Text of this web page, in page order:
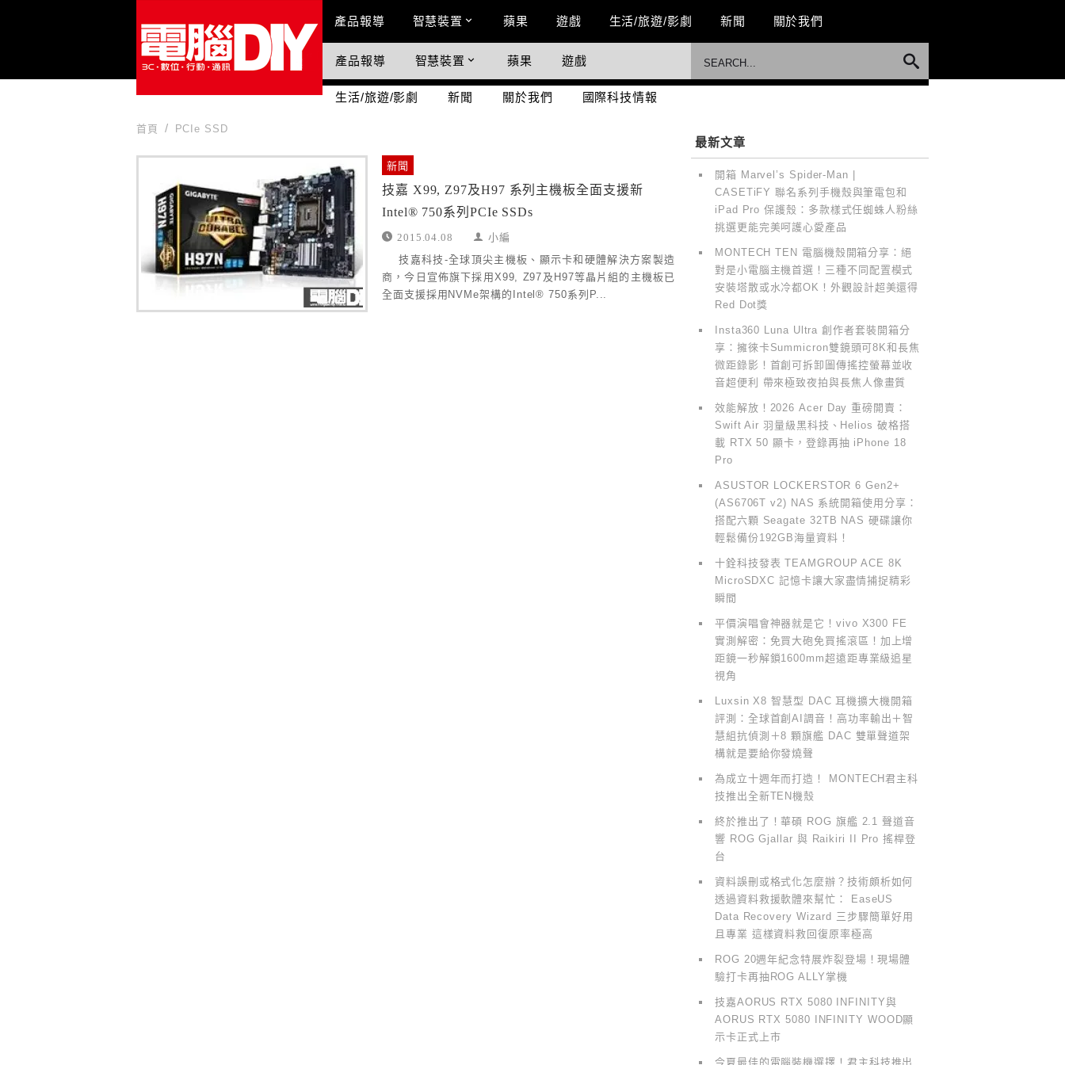
Main Menu
產品報導 智慧裝置 蘋果 遊戲 生活/旅遊/影劇 新聞 關於我們
國際科技情報
產品報導 智慧裝置 蘋果 遊戲
生活/旅遊/影劇 新聞 關於我們 國際科技情報
首頁 PCIe SSD
新聞
技嘉 X99, Z97及H97 系列主機板全面支援新
Intel® 750系列PCIe SSDs
2015.04.08 小編
技嘉科技-全球頂尖主機板、顯示卡和硬體解決方案製造
商，今日宣佈旗下採用X99, Z97及H97等晶片組的主機板已
全面支援採用NVMe架構的Intel® 750系列P...
最新文章
開箱 Marvel’s Spider-Man |
CASETiFY 聯名系列手機殼與筆電包和
iPad Pro 保護殼：多款樣式任蜘蛛人粉絲
挑選更能完美呵護心愛產品
MONTECH TEN 電腦機殼開箱分享：絕
對是小電腦主機首選！三種不同配置模式
安裝塔散或水冷都OK！外觀設計超美還得
Red Dot獎
Insta360 Luna Ultra 創作者套裝開箱分
享：擁徠卡Summicron雙鏡頭可8K和長焦
微距錄影！首創可拆卸圖傳搖控螢幕並收
音超便利 帶來極致夜拍與長焦人像畫質
效能解放！2026 Acer Day 重磅開賣：
Swift Air 羽量級黑科技、Helios 破格搭
載 RTX 50 顯卡，登錄再抽 iPhone 18
Pro
ASUSTOR LOCKERSTOR 6 Gen2+
(AS6706T v2) NAS 系統開箱使用分享：
搭配六顆 Seagate 32TB NAS 硬碟讓你
輕鬆備份192GB海量資料！
十銓科技發表 TEAMGROUP ACE 8K
MicroSDXC 記憶卡讓大家盡情捕捉精彩
瞬間
平價演唱會神器就是它！vivo X300 FE
實測解密：免買大砲免買搖滾區！加上增
距鏡一秒解鎖1600mm超遠距專業級追星
視角
Luxsin X8 智慧型 DAC 耳機擴大機開箱
評測：全球首創AI調音！高功率輸出＋智
慧組抗偵測＋8 顆旗艦 DAC 雙單聲道架
構就是要給你發燒聲
為成立十週年而打造！ MONTECH君主科
技推出全新TEN機殼
終於推出了！華碩 ROG 旗艦 2.1 聲道音
響 ROG Gjallar 與 Raikiri II Pro 搖桿登
台
資料誤刪或格式化怎麼辦？技術頗析如何
透過資料救援軟體來幫忙： EaseUS
Data Recovery Wizard 三步驟簡單好用
且專業 這樣資料救回復原率極高
ROG 20週年紀念特展炸裂登場！現場體
驗打卡再抽ROG ALLY掌機
技嘉AORUS RTX 5080 INFINITY與
AORUS RTX 5080 INFINITY WOOD顯
示卡正式上市
今夏最佳的電腦裝機選擇！君主科技推出